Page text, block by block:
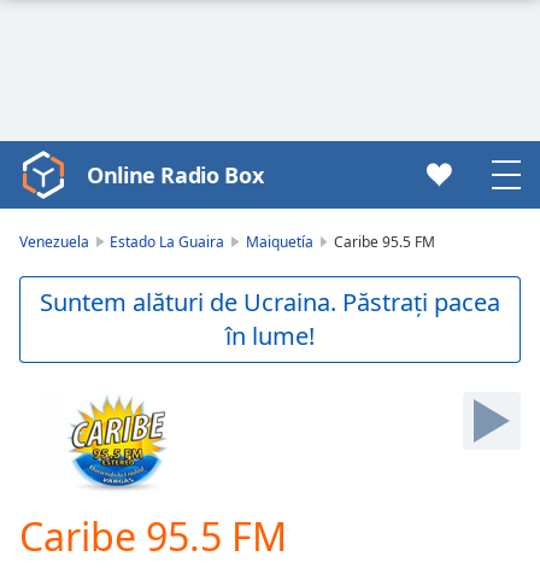
Video
Player
Play
Video
Skip
Online Radio Box
Venezuela Estado La Guaira Maiquetía Caribe 95.5 FM
Suntem alături de Ucraina. Păstrați pacea
în lume!
Caribe 95.5 FM